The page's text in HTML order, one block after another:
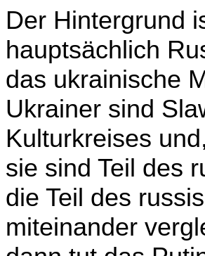
Der Hintergrund
hauptsächlich
das ukrainische
Ukrainer sind
Kulturkreises
sie sind Teil des
die Teil des
miteinander